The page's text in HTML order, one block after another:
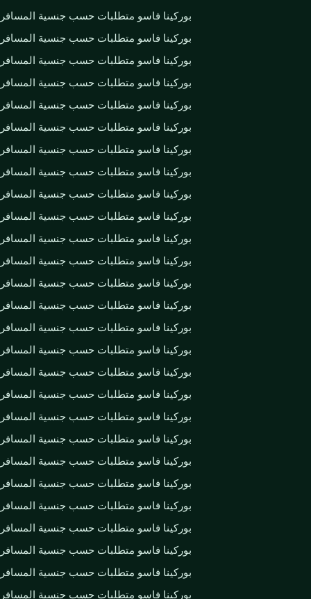
بوركينا فاسو متطلبات حسب جنسية المسافر
بوركينا فاسو متطلبات حسب جنسية المسافر
بوركينا فاسو متطلبات حسب جنسية المسافر
بوركينا فاسو متطلبات حسب جنسية المسافر
بوركينا فاسو متطلبات حسب جنسية المسافر
بوركينا فاسو متطلبات حسب جنسية المسافر
بوركينا فاسو متطلبات حسب جنسية المسافر
بوركينا فاسو متطلبات حسب جنسية المسافر
بوركينا فاسو متطلبات حسب جنسية المسافر
بوركينا فاسو متطلبات حسب جنسية المسافر
بوركينا فاسو متطلبات حسب جنسية المسافر
بوركينا فاسو متطلبات حسب جنسية المسافر
بوركينا فاسو متطلبات حسب جنسية المسافر
بوركينا فاسو متطلبات حسب جنسية المسافر
بوركينا فاسو متطلبات حسب جنسية المسافر
بوركينا فاسو متطلبات حسب جنسية المسافر
بوركينا فاسو متطلبات حسب جنسية المسافر
بوركينا فاسو متطلبات حسب جنسية المسافر
بوركينا فاسو متطلبات حسب جنسية المسافر
بوركينا فاسو متطلبات حسب جنسية المسافر
بوركينا فاسو متطلبات حسب جنسية المسافر
بوركينا فاسو متطلبات حسب جنسية المسافر
بوركينا فاسو متطلبات حسب جنسية المسافر
بوركينا فاسو متطلبات حسب جنسية المسافر
بوركينا فاسو متطلبات حسب جنسية المسافر
بوركينا فاسو متطلبات حسب جنسية المسافر
بوركينا فاسو متطلبات حسب جنسية المسافر